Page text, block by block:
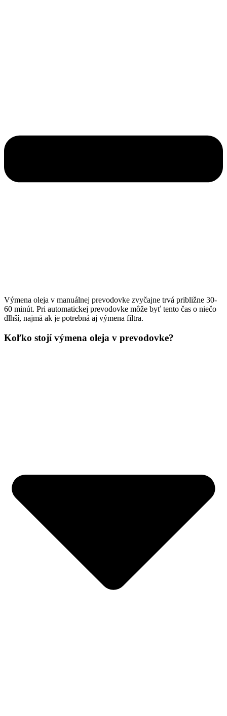
Výmena oleja v manuálnej prevodovke zvyčajne trvá približne 30-
60 minút. Pri automatickej prevodovke môže byť tento čas o niečo
dlhší, najmä ak je potrebná aj výmena filtra.
Koľko stojí výmena oleja v prevodovke?